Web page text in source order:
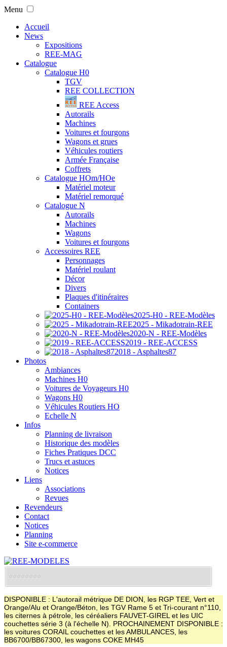
Menu
Accueil
News
Expositions
REE-MAG
Catalogue
Catalogue H0
TGV
REE COLLECTION
REE Access
Autorails
Machines
Voitures et fourgons
Wagons et grues
Véhicules routiers
Armée Française
Coffrets
Catalogue HOm/HOe
Matériel moteur
Matériel remorqué
Catalogue N
Autorails
Machines
Wagons
Voitures et fourgons
Accessoires REE
Personnages
Matériel roulant
Décor
Divers
Plaques d'itinéraires
Containers
2025-H0 - REE-Modèles
2025 - Mikadotrain-REE
2020-N - REE-Modèles
2019 - REE-ACCESS
2018 - Asphaltes87
Photos
Ambiances
Machines H0
Voitures de Voyageurs H0
Wagons H0
Véhicules Routiers HO
Echelle N
Infos
Planning de livraison
Historique des modèles
Fiches Pratiques DCC
Trucs et astuces
Notices
Liens
Associations
Revues
Revendeurs
Contact
Notices
Planning
Site e-commerce
DISPONIBLE : L'autorail métrique DE DION, les RGP TEE, Vert et
Orange/Alu et Orange/Béton, les TGV Rame 5 et Tri-courant n°110,
les citernes à pétrole, les céréaliers FAUVET-GIREL et les UIC
couchettes série 3 (à l'échelle N). PROCHAINEMENT DISPONIBLE :
les voitures CORAIL couchettes et les AMBULANCES, les
BB6700/BB67300, les wagons COKE MH45